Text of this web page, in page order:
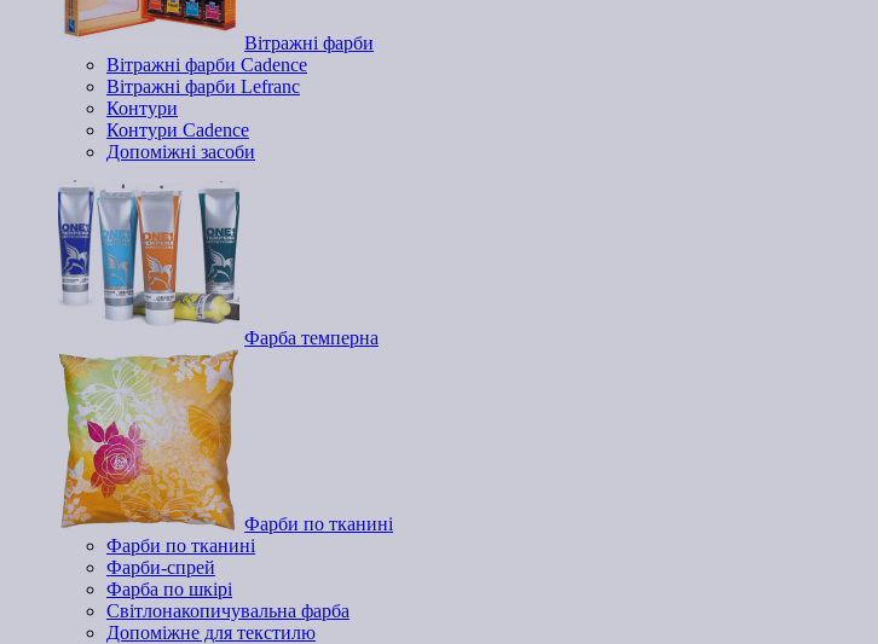
Вітражні фарби
Вітражні фарби Cadence
Вітражні фарби Lefranc
Контури
Контури Cadence
Допоміжні засоби
Фарба темперна
Фарби по тканині
Фарби по тканині
Фарби-спрей
Фарба по шкірі
Світлонакопичувальна фарба
Допоміжне для текстилю